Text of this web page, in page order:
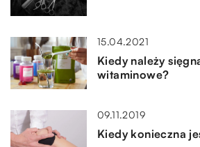
15.04.2021
Kiedy należy
witaminowe?
09.11.2019
Kiedy konieczna